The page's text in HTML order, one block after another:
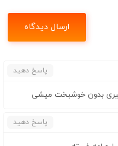
پاسخ دهید
بدون خوشبخت میشی
پاسخ دهید